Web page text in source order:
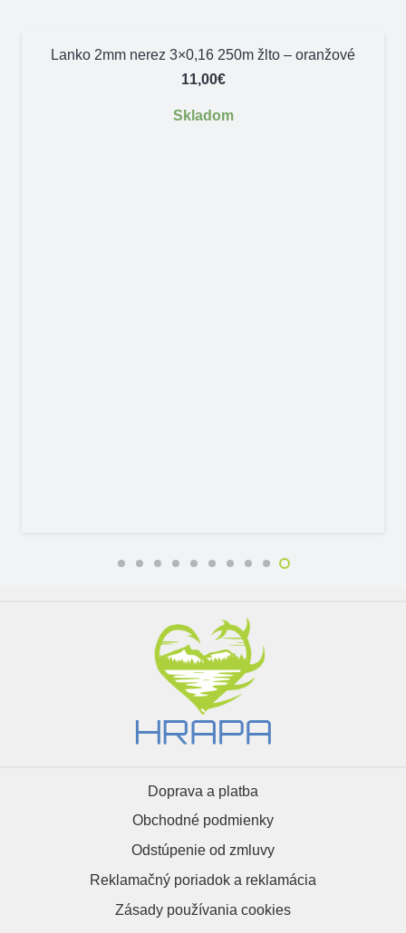
Lanko 2mm nerez 3×0,16 250m žlto – oranžové
11,00€
Skladom
Doprava a platba
Obchodné podmienky
Odstúpenie od zmluvy
Reklamačný poriadok a reklamácia
Zásady používania cookies